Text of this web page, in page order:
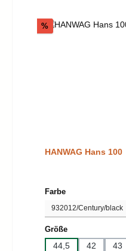
%Rabatt
HANWAG Hans 100
Farbeauswählen
Größeauswählen
44,5 42 43